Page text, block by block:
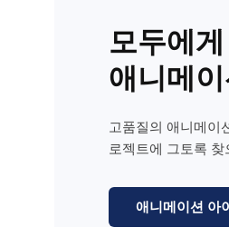
모두에
애니메
고품질의 애니메이
로젝트에 그토록
애니메이션 아